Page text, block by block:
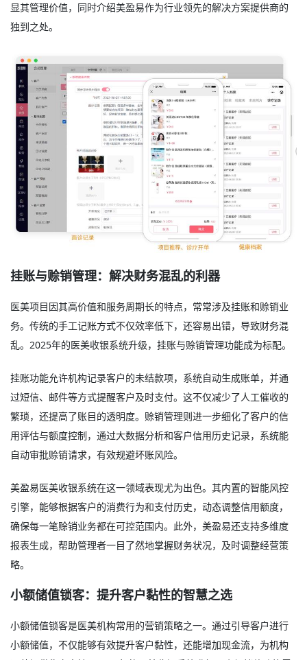
显其管理价值，同时介绍美盈易作为行业领先的解决方案提供商的
独到之处。
挂账与赊销管理：解决财务混乱的利器
医美项目因其高价值和服务周期长的特点，常常涉及挂账和赊销业
务。传统的手工记账方式不仅效率低下，还容易出错，导致财务混
乱。2025年的医美收银系统升级，挂账与赊销管理功能成为标配。
挂账功能允许机构记录客户的未结款项，系统自动生成账单，并通
过短信、邮件等方式提醒客户及时支付。这不仅减少了人工催收的
繁琐，还提高了账目的透明度。赊销管理则进一步细化了客户的信
用评估与额度控制，通过大数据分析和客户信用历史记录，系统能
自动审批赊销请求，有效规避坏账风险。
美盈易医美收银系统在这一领域表现尤为出色。其内置的智能风控
引擎，能够根据客户的消费行为和支付历史，动态调整信用额度，
确保每一笔赊销业务都在可控范围内。此外，美盈易还支持多维度
报表生成，帮助管理者一目了然地掌握财务状况，及时调整经营策
略。
小额储值锁客：提升客户黏性的智慧之选
小额储值锁客是医美机构常用的营销策略之一。通过引导客户进行
小额储值，不仅能够有效提升客户黏性，还能增加现金流，为机构